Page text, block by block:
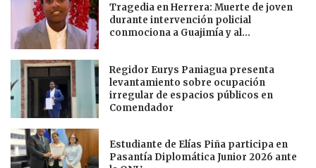
Tragedia en Herrera: Muerte de joven
durante intervención policial
conmociona a Guajimía y al...
Regidor Eurys Paniagua presenta
levantamiento sobre ocupación
irregular de espacios públicos en
Comendador
Estudiante de Elías Piña participa en
Pasantía Diplomática Junior 2026 ante